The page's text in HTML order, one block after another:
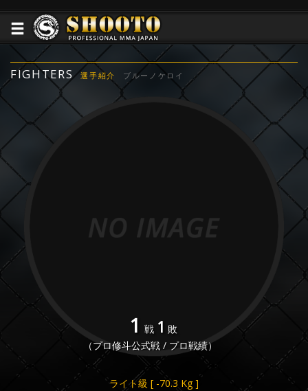
FIGHTERS 選手紹介 ブルーノケロイ
1 戦 1 敗
（プロ修斗公式戦 / プロ戦績）
ライト級 [ -70.3 Kg ]